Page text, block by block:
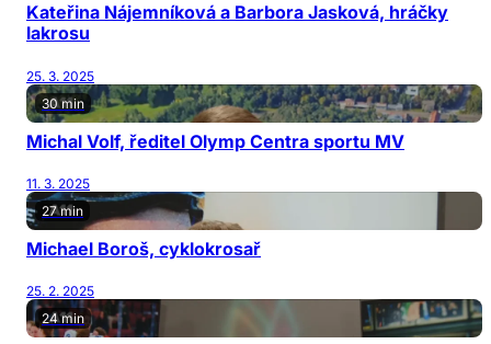
Kateřina Nájemníková a Barbora Jasková, hráčky
lakrosu
25. 3. 2025
30 min
Michal Volf, ředitel Olymp Centra sportu MV
11. 3. 2025
27 min
Michael Boroš, cyklokrosař
25. 2. 2025
24 min